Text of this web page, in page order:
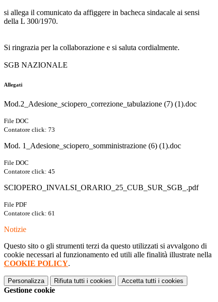
si allega il comunicato da affiggere in bacheca sindacale ai sensi
della L 300/1970.
Si ringrazia per la collaborazione e si saluta cordialmente.
SGB NAZIONALE
Allegati
Mod.2_Adesione_sciopero_correzione_tabulazione (7) (1).doc
File DOC
Contatore click: 73
Mod. 1_Adesione_sciopero_somministrazione (6) (1).doc
File DOC
Contatore click: 45
SCIOPERO_INVALSI_ORARIO_25_CUB_SUR_SGB_.pdf
File PDF
Contatore click: 61
Notizie
Questo sito o gli strumenti terzi da questo utilizzati si avvalgono di
cookie necessari al funzionamento ed utili alle finalità illustrate nella
COOKIE POLICY.
Personalizza Rifiuta tutti i cookies Accetta tutti i cookies
Gestione cookie